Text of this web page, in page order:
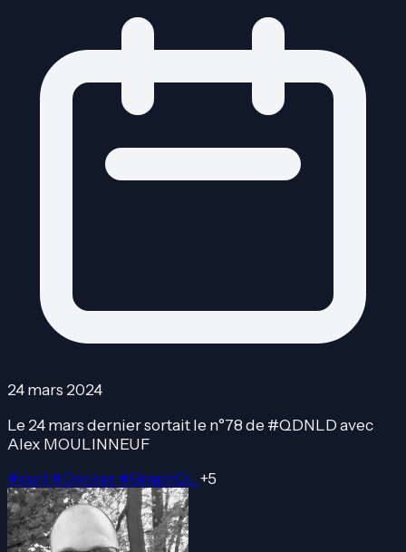
24 mars 2024
Le 24 mars dernier sortait le n°78 de #QDNLD avec
Alex MOULINNEUF
#curl #Docker#GraphQL +5